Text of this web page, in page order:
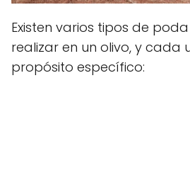
Existen varios tipos de
realizar en un olivo, y cada
propósito específico: